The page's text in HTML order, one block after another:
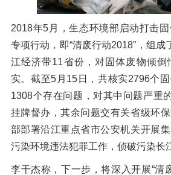
2018年5月，生态环境部启动打击
专项行动，即“清废行动2018”，组成
江经济带11省份，对固体废物倾倒
实。截至5月15日，共核实2796个
1308个存在问题，对其中问题严重
挂牌督办，其余问题交有关省级环
部部署沿江重点省市公安机关开展
污染环境违法犯罪工作，侦破污染长
李干杰称，下一步，将深入开展“清